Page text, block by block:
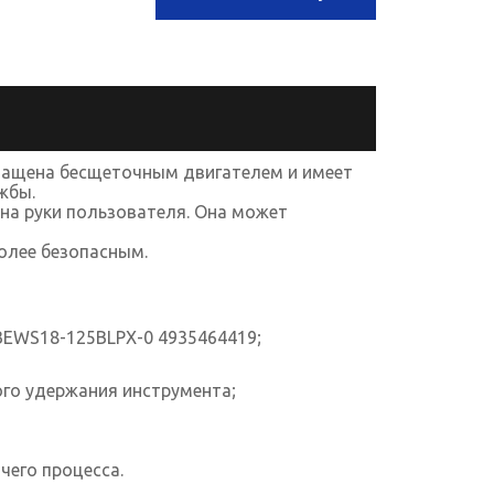
бесщеточным двигателем и имеет
руки пользователя. Она может
безопасным.
125BLPX-0 4935464419;
удержания инструмента;
процесса.